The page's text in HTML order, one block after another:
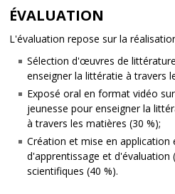
ÉVALUATION
L'évaluation repose sur la
Sélection d'œuvres de
enseigner la littératie à travers
Exposé oral en format vidéo
jeunesse pour enseigner la
à travers les matières (30 %);
Création et mise en application
d'apprentissage et d'évaluation
scientifiques (40 %).